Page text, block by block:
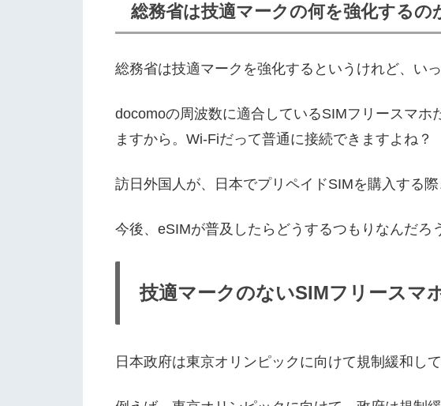
総務省は技適マークの何を強化するの
総務省は技適マークを強化するというけれど、い
docomoの周波数に適合しているSIMフリースマ
ますから。Wi-Fiだって普通に接続できますよね？
訪日外国人が、日本でプリペイドSIMを購入する
今後、eSIMが普及したらどうするつもりなんだろ
技適マークのないSIMフリースマ
日本政府は東京オリンピックに向けて規制緩和して